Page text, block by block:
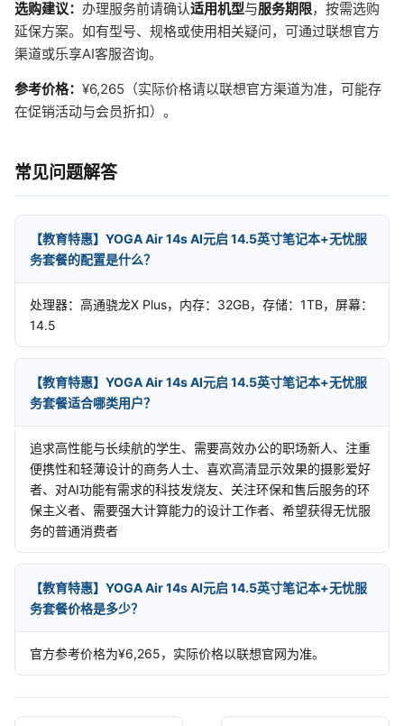
选购建议： 办理服务前请确认适用机型与服务期限，按需选购
延保方案。如有型号、规格或使用相关疑问，可通过联想官方
渠道或乐享AI客服咨询。
参考价格： ¥6,265（实际价格请以联想官方渠道为准，可能存
在促销活动与会员折扣）。
常见问题解答
【教育特惠】YOGA Air 14s AI元启 14.5英寸笔记本+无忧服
务套餐的配置是什么？
处理器：高通骁龙X Plus，内存：32GB，存储：1TB，屏幕：
14.5
【教育特惠】YOGA Air 14s AI元启 14.5英寸笔记本+无忧服
务套餐适合哪类用户？
追求高性能与长续航的学生、需要高效办公的职场新人、注重
便携性和轻薄设计的商务人士、喜欢高清显示效果的摄影爱好
者、对AI功能有需求的科技发烧友、关注环保和售后服务的环
保主义者、需要强大计算能力的设计工作者、希望获得无忧服
务的普通消费者
【教育特惠】YOGA Air 14s AI元启 14.5英寸笔记本+无忧服
务套餐价格是多少？
官方参考价格为¥6,265，实际价格以联想官网为准。